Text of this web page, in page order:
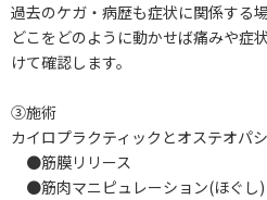
過去のケガ・病歴も症状に関係する
どこをどのように動かせば痛みや症
けて確認します。
③施術
カイロプラクティックとオステオパ
●筋膜リリース
●筋肉マニピュレーション(ほぐし)